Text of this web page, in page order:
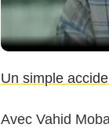
Un simple
Avec Vahid